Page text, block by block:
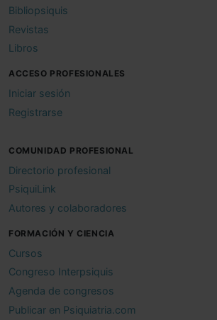
Bibliopsiquis
Revistas
Libros
ACCESO PROFESIONALES
Iniciar sesión
Registrarse
COMUNIDAD PROFESIONAL
Directorio profesional
PsiquiLink
Autores y colaboradores
FORMACIÓN Y CIENCIA
Cursos
Congreso Interpsiquis
Agenda de congresos
Publicar en Psiquiatria.com